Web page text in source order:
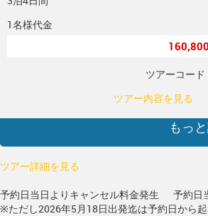
1名様代金
ツアーコード
ツアー内容を見る
もっ
ツアー詳細を見る
予約日当日よりキャンセル料金発生
予約日
※ただし2026年5月18日出発迄は予約日から